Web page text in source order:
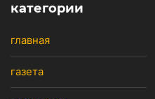
категории
главная
газета